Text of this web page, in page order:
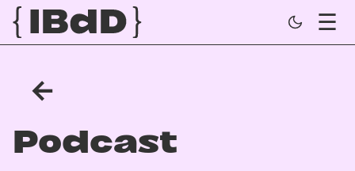
←
Podcast